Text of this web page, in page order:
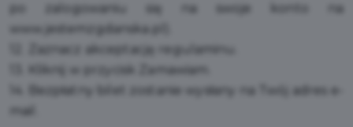
po zalogowaniu się na swoje konto na
www.jestemzgdanska.pl
12. Zaznacz akceptację regulaminu.
13. Kliknij w przycisk Zamawiam.
14. Bezpłatny bilet zostanie wysłany na Twój adres e-
mail.